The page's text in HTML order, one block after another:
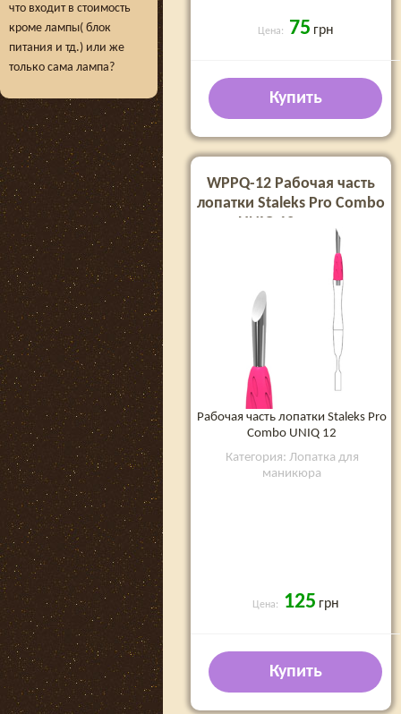
что входит в стоимость
кроме лампы( блок
питания и тд.) или же
только сама лампа?
Цена: 75 грн
Купить
WPPQ-12 Рабочая часть
лопатки Staleks Pro Combo
UNIQ 12 пушер
Рабочая часть лопатки Staleks Pro
Combo UNIQ 12
Категория: Лопатка для
маникюра
Цена: 125 грн
Купить